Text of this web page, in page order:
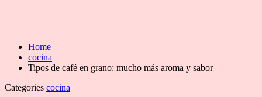
Home
cocina
Tipos de café en grano: mucho más aroma y sabor
Categories cocina